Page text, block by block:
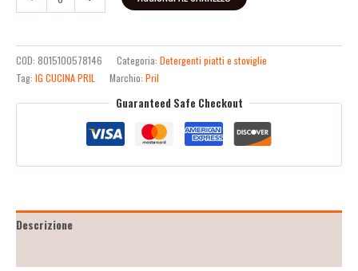
COD: 8015100578146 Categoria: Detergenti piatti e stoviglie
Tag: IG CUCINA PRIL Marchio: Pril
Guaranteed Safe Checkout
Descrizione